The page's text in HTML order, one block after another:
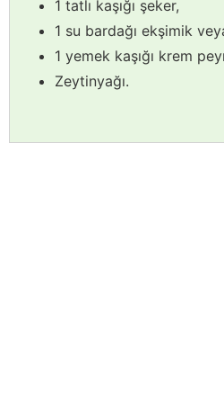
1 tatlı kaşığı şeker,
1 su bardağı ekşimik
1 yemek kaşığı krem
Zeytinyağı.